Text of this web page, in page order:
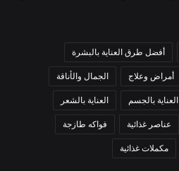
أفضل طرق العناية بالبشرة
أمراض وعلاج الجمال والأناقة
العناية بالجسم العناية بالشعر
عناصر غذائية فواكه طازجة
مكملات غذائية